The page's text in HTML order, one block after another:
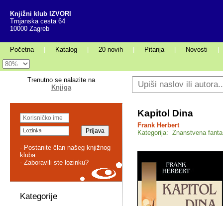
Knjižni klub IZVORI
Trnjanska cesta 64
10000 Zagreb
Početna Katalog 20 novih Pitanja Novosti
Trenutno se nalazite na
Knjiga
- Postanite član našeg knjižnog
kluba.
- Zaboravili ste lozinku?
Kategorije
Kapitol Dina
Frank Herbert
Kategorija: Znanstvena